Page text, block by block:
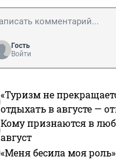
Гость
Войти
«Туризм не
отдыхать в августе —
Кому признаются в
август
«Меня бесила моя